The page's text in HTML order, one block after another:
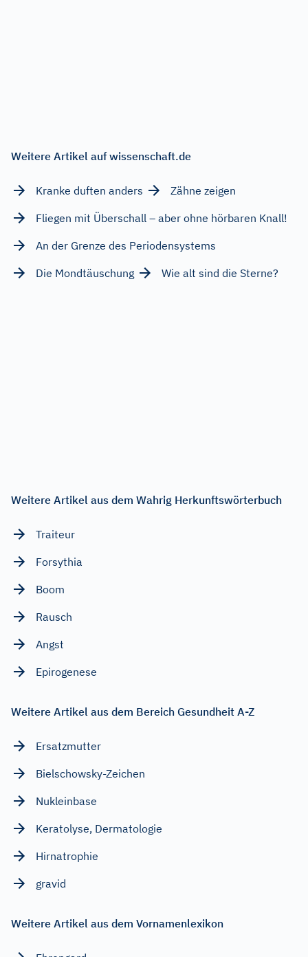
Weitere Artikel auf wissenschaft.de
Kranke duften anders
Zähne zeigen
Fliegen mit Überschall – aber ohne hörbaren Knall!
An der Grenze des Periodensystems
Die Mondtäuschung
Wie alt sind die Sterne?
Weitere Artikel aus dem Wahrig Herkunftswörterbuch
Traiteur
Forsythia
Boom
Rausch
Angst
Epirogenese
Weitere Artikel aus dem Bereich Gesundheit A-Z
Ersatzmutter
Bielschowsky-Zeichen
Nukleinbase
Keratolyse, Dermatologie
Hirnatrophie
gravid
Weitere Artikel aus dem Vornamenlexikon